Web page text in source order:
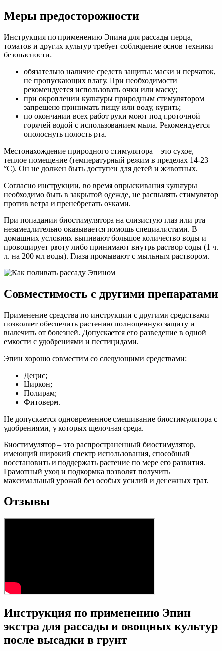
Меры предосторожности
Инструкция по применению Эпина для рассады перца,
томатов и других культур требует соблюдение основ техники
безопасности:
обязательно наличие средств защиты: маски и перчаток,
не пропускающих влагу. При необходимости
рекомендуется использовать очки или маску;
при окроплении культуры природным стимулятором
запрещено принимать пищу или воду, курить;
по окончании всех работ руки моют под проточной
горячей водой с использованием мыла. Рекомендуется
ополоснуть полость рта.
Местонахождение природного стимулятора – это сухое,
теплое помещение (температурный режим в пределах 14-23
°С). Он не должен быть доступен для детей и животных.
Согласно инструкции, во время опрыскивания культуры
необходимо быть в закрытой одежде, не распылять стимулятор
против ветра и пренебрегать очками.
При попадании биостимулятора на слизистую глаз или рта
незамедлительно оказывается помощь специалистами. В
домашних условиях выпивают большое количество воды и
провоцирует рвоту либо принимают внутрь раствор соды (1 ч.
л. на 200 мл воды). Глаза промывают с мыльным раствором.
Совместимость с другими препаратами
Применение средства по инструкции с другими средствами
позволяет обеспечить растению полноценную защиту и
вылечить от болезней. Допускается его разведение в одной
емкости с удобрениями и пестицидами.
Эпин хорошо совместим со следующими средствами:
Децис;
Циркон;
Полирам;
Фитоверм.
Не допускается одновременное смешивание биостимулятора с
удобрениями, у которых щелочная среда.
Биостимулятор – это распространенный биостимулятор,
имеющий широкий спектр использования, способный
восстановить и поддержать растение по мере его развития.
Грамотный уход и подкормка позволят получить
максимальный урожай без особых усилий и денежных трат.
Отзывы
Инструкция по применению Эпин
экстра для рассады и овощных культур
после высадки в грунт